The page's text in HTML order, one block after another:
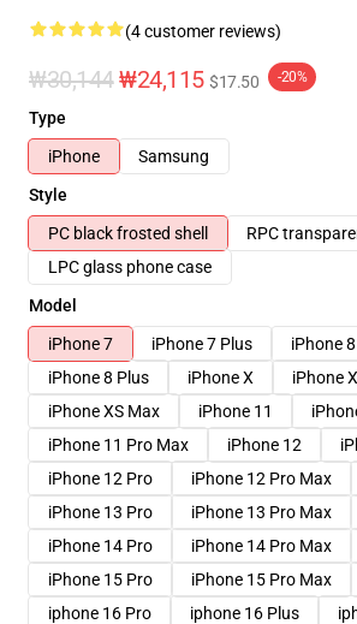
(4 customer reviews)
₩30,144₩24,115 $17.50 -20%
Type
iPhone
Samsung
Style
PC black frosted shell
RPC
LPC glass phone case
Model
iPhone 7
iPhone 7 Plus
iPhone 8
iPhone 8 Plus
iPhone X iPhone
iPhone XS Max
iPhone 11
iPhone 11 Pro Max
iPhone 12
iPhone 12 Pro
iPhone 12 Pro Max
iPhone 13 Pro
iPhone 13 Pro Max
iPhone 14 Pro
iPhone 14 Pro Max
iPhone 15 Pro
iPhone 15 Pro Max
iphone 16 Pro
iphone 16 Plus